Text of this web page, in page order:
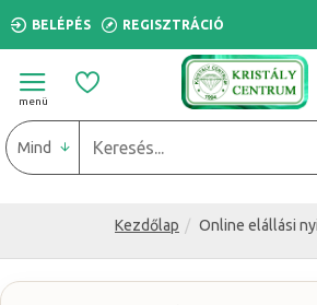
BELÉPÉS REGISZTRÁCIÓ
Mind
Kezdőlap Online elállási